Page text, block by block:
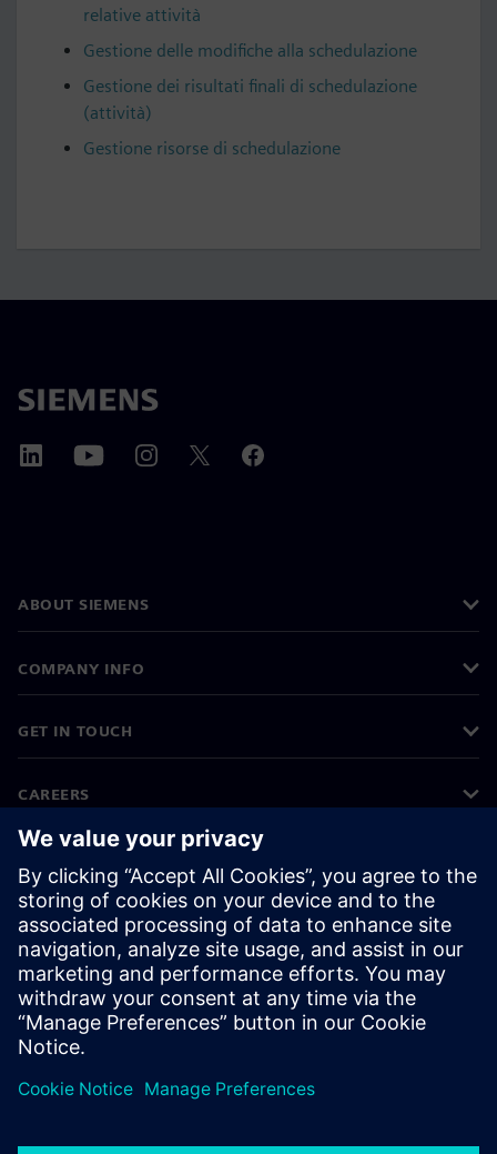
relative attività
Gestione delle modifiche alla schedulazione
Gestione dei risultati finali di schedulazione
(attività)
Gestione risorse di schedulazione
ABOUT SIEMENS
COMPANY INFO
GET IN TOUCH
CAREERS
©Siemens 2026
Corporate information
Privacy notice
Cookie notice
Terms of use